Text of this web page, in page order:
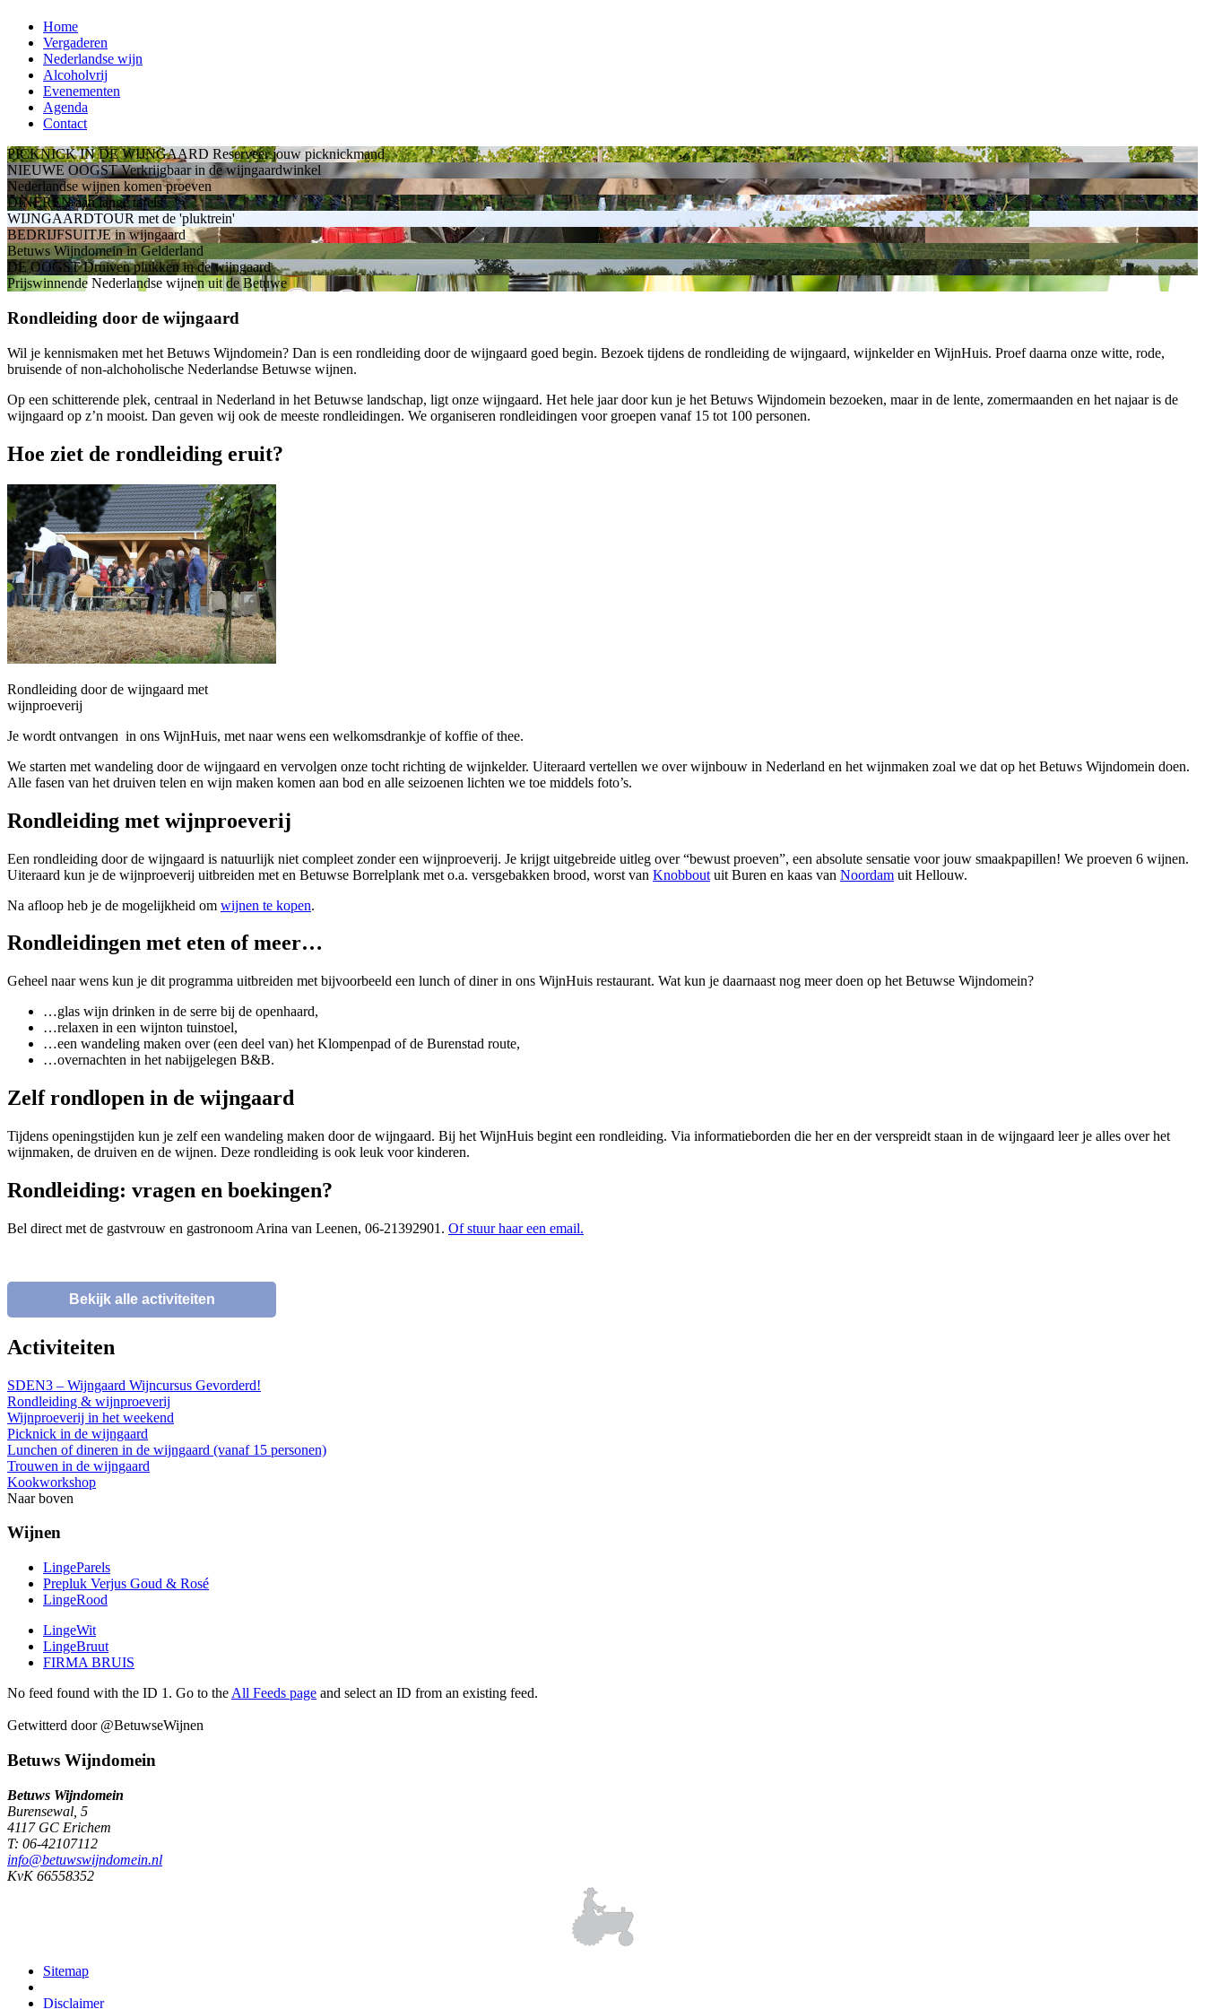
Home
Vergaderen
Nederlandse wijn
Alcoholvrij
Evenementen
Agenda
Contact
PICKNICK IN DE WIJNGAARD Reserveer jouw picknickmand
NIEUWE OOGST Verkrijgbaar in de wijngaardwinkel
Nederlandse wijnen komen proeven
DINEREN aan lange tafels
WIJNGAARDTOUR met de 'pluktrein'
BEDRIJFSUITJE in wijngaard
Betuws Wijndomein in Gelderland
DE OOGST Druiven plukken in de wijngaard
Prijswinnende Nederlandse wijnen uit de Betuwe
Rondleiding door de wijngaard
Wil je kennismaken met het Betuws Wijndomein? Dan is een rondleiding door de wijngaard goed begin. Bezoek tijdens de rondleiding de wijngaard, wijnkelder en WijnHuis. Proef daarna onze witte, rode,
bruisende of non-alchoholische Nederlandse Betuwse wijnen.
Op een schitterende plek, centraal in Nederland in het Betuwse landschap, ligt onze wijngaard. Het hele jaar door kun je het Betuws Wijndomein bezoeken, maar in de lente, zomermaanden en het najaar is de
wijngaard op z’n mooist. Dan geven wij ook de meeste rondleidingen. We organiseren rondleidingen voor groepen vanaf 15 tot 100 personen.
Hoe ziet de rondleiding eruit?
Rondleiding door de wijngaard met
wijnproeverij
Je wordt ontvangen in ons WijnHuis, met naar wens een welkomsdrankje of koffie of thee.
We starten met wandeling door de wijngaard en vervolgen onze tocht richting de wijnkelder. Uiteraard vertellen we over wijnbouw in Nederland en het wijnmaken zoal we dat op het Betuws Wijndomein doen.
Alle fasen van het druiven telen en wijn maken komen aan bod en alle seizoenen lichten we toe middels foto’s.
Rondleiding met wijnproeverij
Een rondleiding door de wijngaard is natuurlijk niet compleet zonder een wijnproeverij. Je krijgt uitgebreide uitleg over “bewust proeven”, een absolute sensatie voor jouw smaakpapillen! We proeven 6 wijnen.
Uiteraard kun je de wijnproeverij uitbreiden met en Betuwse Borrelplank met o.a. versgebakken brood, worst van Knobbout uit Buren en kaas van Noordam uit Hellouw.
Na afloop heb je de mogelijkheid om wijnen te kopen.
Rondleidingen met eten of meer…
Geheel naar wens kun je dit programma uitbreiden met bijvoorbeeld een lunch of diner in ons WijnHuis restaurant. Wat kun je daarnaast nog meer doen op het Betuwse Wijndomein?
…glas wijn drinken in de serre bij de openhaard,
…relaxen in een wijnton tuinstoel,
…een wandeling maken over (een deel van) het Klompenpad of de Burenstad route,
…overnachten in het nabijgelegen B&B.
Zelf rondlopen in de wijngaard
Tijdens openingstijden kun je zelf een wandeling maken door de wijngaard. Bij het WijnHuis begint een rondleiding. Via informatieborden die her en der verspreidt staan in de wijngaard leer je alles over het
wijnmaken, de druiven en de wijnen. Deze rondleiding is ook leuk voor kinderen.
Rondleiding: vragen en boekingen?
Bel direct met de gastvrouw en gastronoom Arina van Leenen, 06-21392901. Of stuur haar een email.
Bekijk alle activiteiten
Activiteiten
SDEN3 – Wijngaard Wijncursus Gevorderd!
Rondleiding & wijnproeverij
Wijnproeverij in het weekend
Picknick in de wijngaard
Lunchen of dineren in de wijngaard (vanaf 15 personen)
Trouwen in de wijngaard
Kookworkshop
Naar boven
Wijnen
LingeParels
Prepluk Verjus Goud & Rosé
LingeRood
LingeWit
LingeBruut
FIRMA BRUIS
No feed found with the ID 1. Go to the All Feeds page and select an ID from an existing feed.
Getwitterd door @BetuwseWijnen
Betuws Wijndomein
Betuws Wijndomein
Burensewal, 5
4117 GC Erichem
T: 06-42107112
info@betuwswijndomein.nl
KvK 66558352
Sitemap
Disclaimer